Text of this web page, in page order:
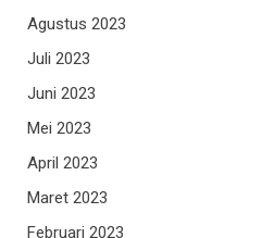
Agustus 2023
Juli 2023
Juni 2023
Mei 2023
April 2023
Maret 2023
Februari 2023